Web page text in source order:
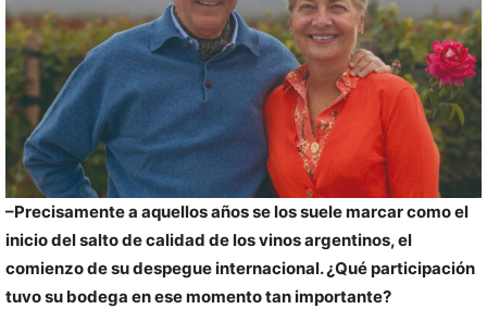
–Precisamente a aquellos años se los suele marcar como el
inicio del salto de calidad de los vinos argentinos, el
comienzo de su despegue internacional. ¿Qué participación
tuvo su bodega en ese momento tan importante?